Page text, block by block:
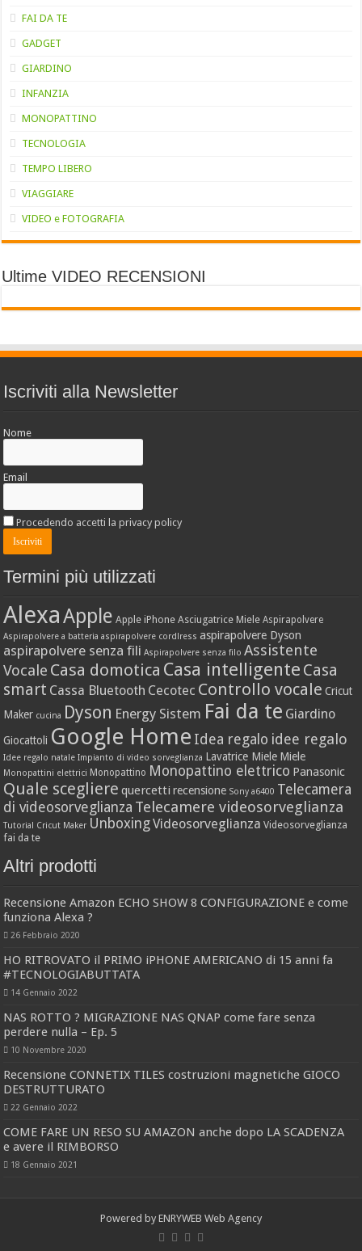
FAI DA TE
GADGET
GIARDINO
INFANZIA
MONOPATTINO
TECNOLOGIA
TEMPO LIBERO
VIAGGIARE
VIDEO e FOTOGRAFIA
Ultime VIDEO RECENSIONI
Iscriviti alla Newsletter
Nome
Email
Procedendo accetti la privacy policy
Termini più utilizzati
AlexaApple Apple iPhone Asciugatrice Miele Aspirapolvere
Aspirapolvere a batteria aspirapolvere cordlress aspirapolvere Dyson
aspirapolvere senza fili Aspirapolvere senza filo Assistente
Vocale Casa domotica Casa intelligente Casa
smart Cassa Bluetooth Cecotec Controllo vocale Cricut
Maker cucina Dyson Energy Sistem Fai da te Giardino
Giocattoli Google Home Idea regalo idee regalo
Idee regalo natale Impianto di video sorveglianza Lavatrice Miele Miele
Monopattini elettrici Monopattino Monopattino elettrico Panasonic
Quale scegliere quercetti recensione Sony a6400 Telecamera
di videosorveglianza Telecamere videosorveglianza
Tutorial Cricut Maker UnboxingVideosorveglianza Videosorveglianza
fai da te
Altri prodotti
Recensione Amazon ECHO SHOW 8 CONFIGURAZIONE e come
funziona Alexa ?
26 Febbraio 2020
HO RITROVATO il PRIMO iPHONE AMERICANO di 15 anni fa
#TECNOLOGIABUTTATA
14 Gennaio 2022
NAS ROTTO ? MIGRAZIONE NAS QNAP come fare senza
perdere nulla – Ep. 5
10 Novembre 2020
Recensione CONNETIX TILES costruzioni magnetiche GIOCO
DESTRUTTURATO
22 Gennaio 2022
COME FARE UN RESO SU AMAZON anche dopo LA SCADENZA
e avere il RIMBORSO
18 Gennaio 2021
Powered by ENRYWEB Web Agency